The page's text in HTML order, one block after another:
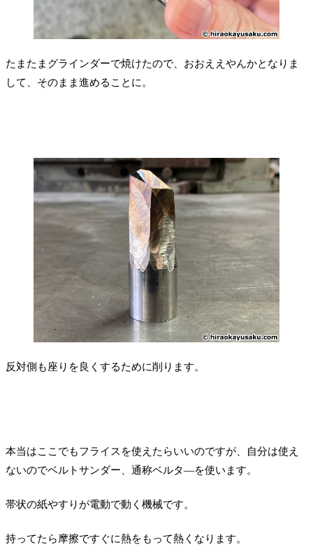
たまたまグラインダーで焼けたので、おおええやんかとなりま
して、そのまま進めることに。
反対側も座りを良くするために削ります。
本当はここでもフライスを使えたらいいのですが、自分は使え
ないのでベルトサンダー、通称ベルタ―を使います。
帯状の紙やすりが電動で動く機械です。
持ってたら摩擦ですぐに熱をもって熱くなります。